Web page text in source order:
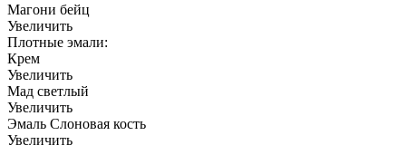
Магони бейц
Увеличить
Плотные эмали:
Крем
Увеличить
Мад светлый
Увеличить
Эмаль Слоновая кость
Увеличить